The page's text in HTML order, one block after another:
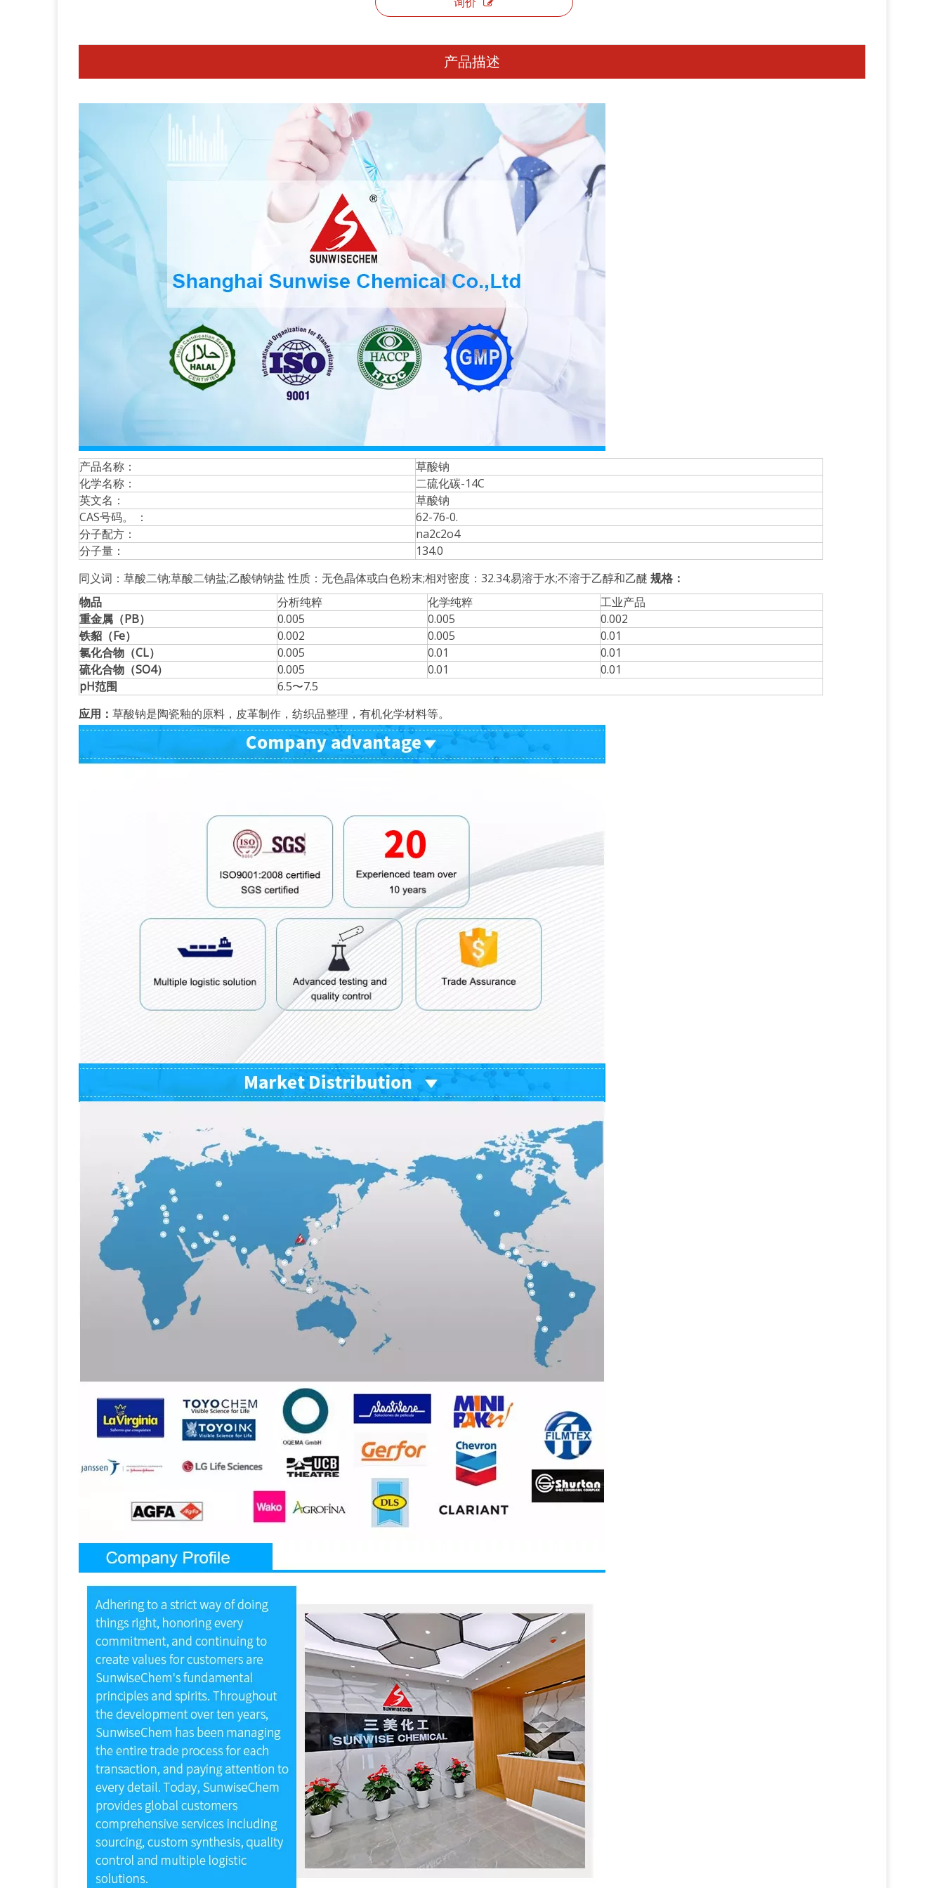
产品描述
产品名称：
草酸钠
化学名称：
二硫化碳-14C
英文名：
草酸钠
CAS号码。 ：
62-76-0.
分子配方：
na2c2o4
分子量：
134.0
同义词：草酸二钠;草酸二钠盐;乙酸钠钠盐 性质：无色晶体或白色粉末;相对密度：32.34;易溶于水;不溶于乙醇和乙醚 规格：
物品
分析纯粹 化学纯粹
工业产品
重金属（PB）
0.005 0.005
0.002
铁貂（Fe）
0.002 0.005
0.01
氯化合物（CL）
0.005 0.01
0.01
硫化合物（SO4）
0.005 0.01
0.01
pH范围
6.5〜7.5
应用： 草酸钠是陶瓷釉的原料，皮革制作，纺织品整理，有机化学材料等。